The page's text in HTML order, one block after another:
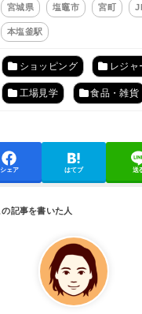
宮城県 塩竈市 宮町
本塩釜駅
ショッピング レジャ
工場見学 食品・雑貨
シェア はてブ 送